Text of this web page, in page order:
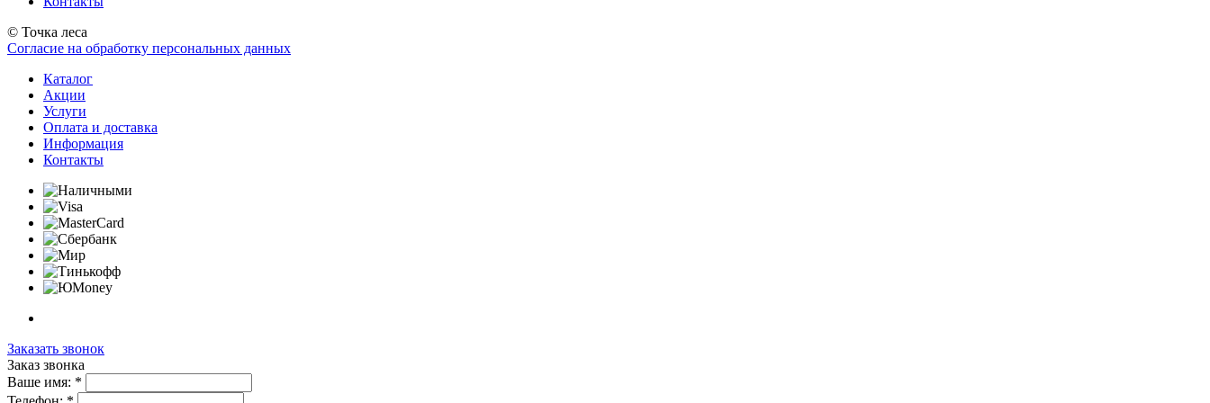
© Точка леса
Согласие на обработку персональных данных
Каталог
Акции
Услуги
Оплата и доставка
Информация
Контакты
Заказать звонок
Заказ звонка
Ваше имя: *